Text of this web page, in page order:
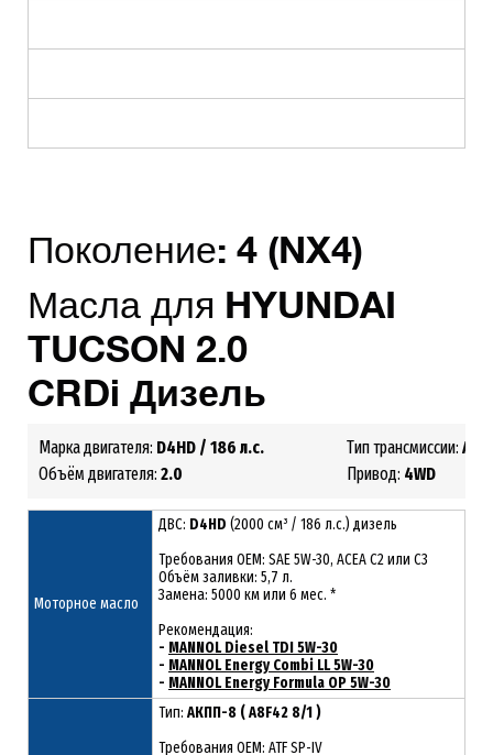
Поколение: 4 (NX4)
Масла для HYUNDAI
TUCSON 2.0
CRDi Дизель
Марка двигателя: D4HD / 186 л.с.
Объём двигателя: 2.0
Тип трансмиссии:
Привод: 4WD
Моторное масло
ДВС: D4HD (2000 см³ / 186 л.с.) дизель
Требования ОЕМ: SAE 5W-30, ACEA С2 или С3
Объём заливки: 5,7 л.
Замена: 5000 км или 6 мес. *
Рекомендация:
- MANNOL Diesel TDI 5W-30
- MANNOL Energy Combi LL 5W-30
- MANNOL Energy Formula OP 5W-30
Тип: АКПП-8 ( A8F42 8/1 )
Требования OEM: ATF SP-IV